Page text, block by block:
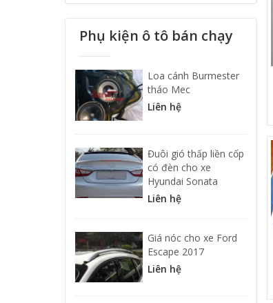
Phụ kiện ô tô bán chạy
Loa cánh Burmester
tháo Mec
Liên hệ
Đuôi gió thấp liền cốp
có đèn cho xe
Hyundai Sonata
Liên hệ
Giá nóc cho xe Ford
Escape 2017
Liên hệ